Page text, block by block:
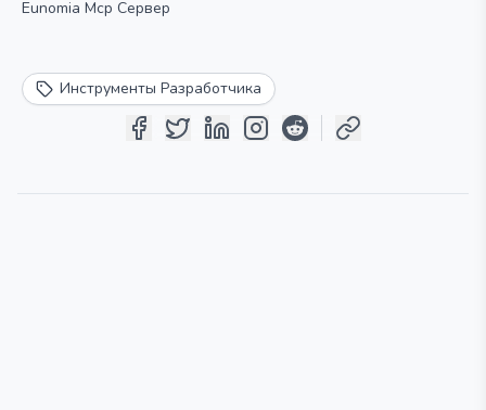
Eunomia Mcp Сервер
Инструменты Разработчика